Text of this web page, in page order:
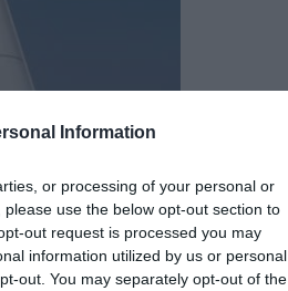
Information
or processing of your personal or
use the below opt-out section to
out request is processed you may
information utilized by us or personal
out. You may separately opt-out of the